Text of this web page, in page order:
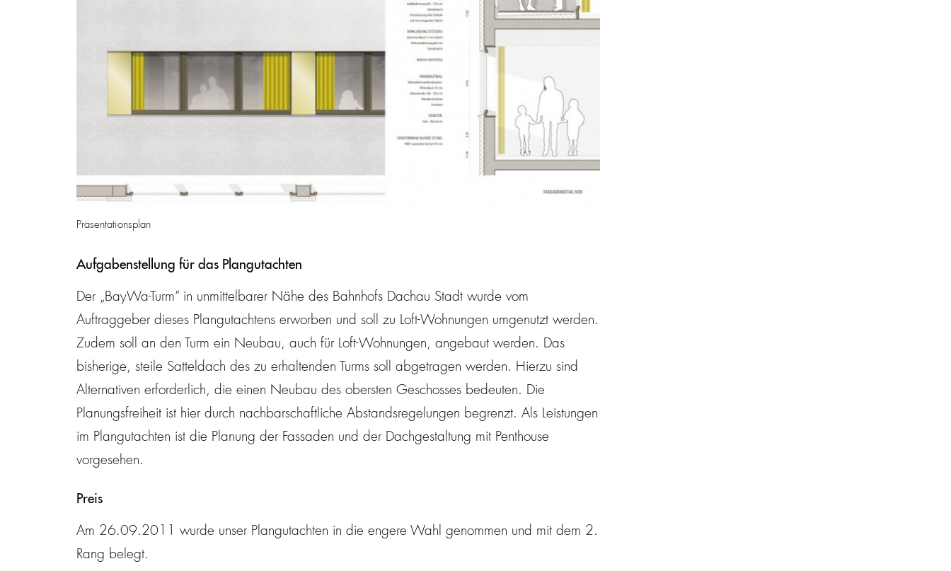
Präsentationsplan
Aufgabenstellung für das Plangutachten
Der „BayWa-Turm“ in unmittelbarer Nähe des Bahnhofs Dachau Stadt wurde vom
Auftraggeber dieses Plangutachtens erworben und soll zu Loft-Wohnungen umgenutzt werden.
Zudem soll an den Turm ein Neubau, auch für Loft-Wohnungen, angebaut werden. Das
bisherige, steile Satteldach des zu erhaltenden Turms soll abgetragen werden. Hierzu sind
Alternativen erforderlich, die einen Neubau des obersten Geschosses bedeuten. Die
Planungsfreiheit ist hier durch nachbarschaftliche Abstandsregelungen begrenzt. Als Leistungen
im Plangutachten ist die Planung der Fassaden und der Dachgestaltung mit Penthouse
vorgesehen.
Preis
Am 26.09.2011 wurde unser Plangutachten in die engere Wahl genommen und mit dem 2.
Rang belegt.